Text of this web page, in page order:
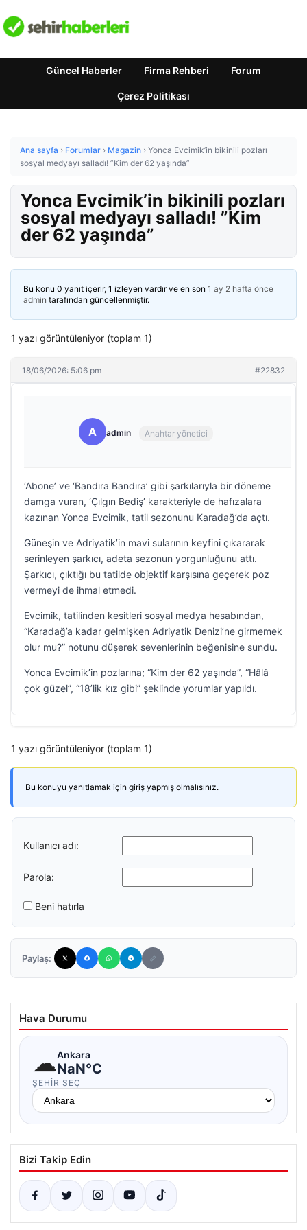
Güncel Haberler Firma Rehberi Forum
Çerez Politikası
Ana sayfa › Forumlar › Magazin › Yonca Evcimik’in bikinili pozları
sosyal medyayı salladı! ”Kim der 62 yaşında”
Yonca Evcimik’in bikinili pozları
sosyal medyayı salladı! ”Kim
der 62 yaşında”
Bu konu 0 yanıt içerir, 1 izleyen vardır ve en son 1 ay 2 hafta önce
admin tarafından güncellenmiştir.
1 yazı görüntüleniyor (toplam 1)
18/06/2026: 5:06 pm #22832
A admin Anahtar yönetici
‘Abone’ ve ‘Bandıra Bandıra’ gibi şarkılarıyla bir döneme
damga vuran, ‘Çılgın Bediş’ karakteriyle de hafızalara
kazınan Yonca Evcimik, tatil sezonunu Karadağ’da açtı.
Güneşin ve Adriyatik’in mavi sularının keyfini çıkararak
serinleyen şarkıcı, adeta sezonun yorgunluğunu attı.
Şarkıcı, çıktığı bu tatilde objektif karşısına geçerek poz
vermeyi de ihmal etmedi.
Evcimik, tatilinden kesitleri sosyal medya hesabından,
“Karadağ’a kadar gelmişken Adriyatik Denizi’ne girmemek
olur mu?” notunu düşerek sevenlerinin beğenisine sundu.
Yonca Evcimik’in pozlarına; “Kim der 62 yaşında”, “Hâlâ
çok güzel”, “18’lik kız gibi” şeklinde yorumlar yapıldı.
1 yazı görüntüleniyor (toplam 1)
Bu konuyu yanıtlamak için giriş yapmış olmalısınız.
Kullanıcı adı:
Parola:
Beni hatırla
Paylaş:
Hava Durumu
☁Ankara
NaN°C
ŞEHIR SEÇ
Bizi Takip Edin